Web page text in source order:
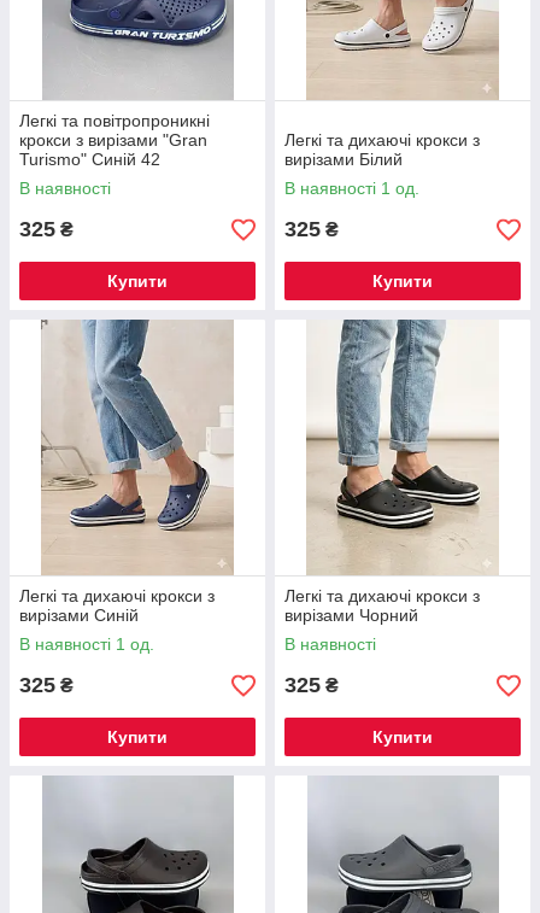
Легкі та повітропроникні
крокси з вирізами "Gran
Turismo" Синій 42
В наявності
325 ₴
Купити
Легкі та дихаючі крокси з
вирізами Білий
В наявності 1 од.
325 ₴
Купити
Легкі та дихаючі крокси з
вирізами Синій
В наявності 1 од.
325 ₴
Купити
Легкі та дихаючі крокси з
вирізами Чорний
В наявності
325 ₴
Купити